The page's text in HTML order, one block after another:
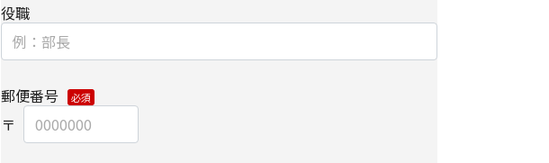
て、電子的な伝送または紙面/電子媒体による搬送もしくは手渡しにて提
供いたします。
よびパートナー企業より直接ご連絡させていただく場合があります。
【委託先に関して】
役職
郵便番号